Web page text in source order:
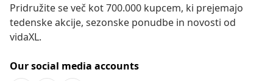
Pridružite se več kot 700.000 kupcem, ki prejemajo
tedenske akcije, sezonske ponudbe in novosti od
vidaXL.
Our social media accounts